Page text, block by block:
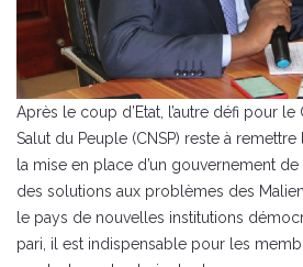
Après le coup d’Etat, l’autre défi pour
Salut du Peuple (CNSP) reste à
la mise en place d’un gouvernement
des solutions aux problèmes des
le pays de nouvelles institutions
pari, il est indispensable pour les